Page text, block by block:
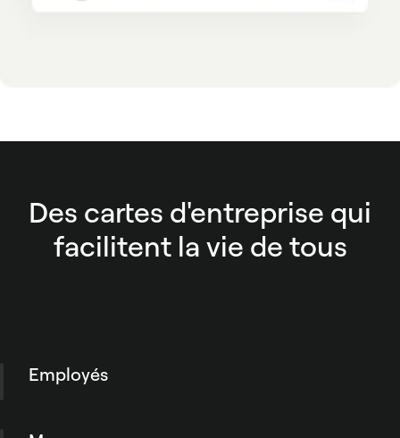
Des cartes d'entreprise qui
facilitent la vie de tous
Employés